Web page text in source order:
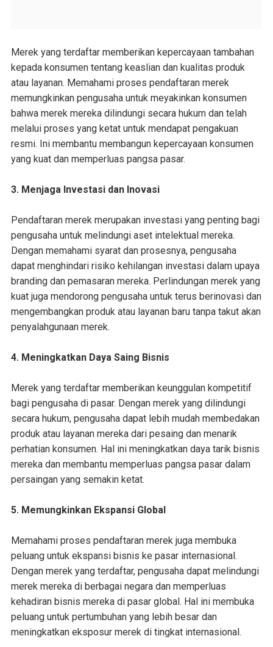
Merek yang terdaftar memberikan kepercayaan tambahan
kepada konsumen tentang keaslian dan kualitas produk
atau layanan. Memahami proses pendaftaran merek
memungkinkan pengusaha untuk meyakinkan konsumen
bahwa merek mereka dilindungi secara hukum dan telah
melalui proses yang ketat untuk mendapat pengakuan
resmi. Ini membantu membangun kepercayaan konsumen
yang kuat dan memperluas pangsa pasar.
3. Menjaga Investasi dan Inovasi
Pendaftaran merek merupakan investasi yang penting bagi
pengusaha untuk melindungi aset intelektual mereka.
Dengan memahami syarat dan prosesnya, pengusaha
dapat menghindari risiko kehilangan investasi dalam upaya
branding dan pemasaran mereka. Perlindungan merek yang
kuat juga mendorong pengusaha untuk terus berinovasi dan
mengembangkan produk atau layanan baru tanpa takut akan
penyalahgunaan merek.
4. Meningkatkan Daya Saing Bisnis
Merek yang terdaftar memberikan keunggulan kompetitif
bagi pengusaha di pasar. Dengan merek yang dilindungi
secara hukum, pengusaha dapat lebih mudah membedakan
produk atau layanan mereka dari pesaing dan menarik
perhatian konsumen. Hal ini meningkatkan daya tarik bisnis
mereka dan membantu memperluas pangsa pasar dalam
persaingan yang semakin ketat.
5. Memungkinkan Ekspansi Global
Memahami proses pendaftaran merek juga membuka
peluang untuk ekspansi bisnis ke pasar internasional.
Dengan merek yang terdaftar, pengusaha dapat melindungi
merek mereka di berbagai negara dan memperluas
kehadiran bisnis mereka di pasar global. Hal ini membuka
peluang untuk pertumbuhan yang lebih besar dan
meningkatkan eksposur merek di tingkat internasional.